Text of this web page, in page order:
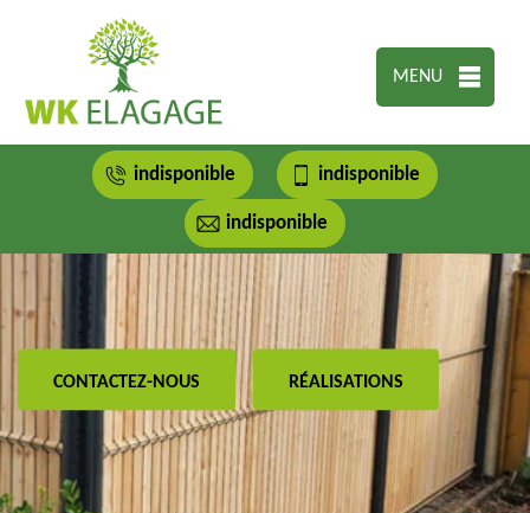
MENU
indisponible indisponible
indisponible
CONTACTEZ-NOUS RÉALISATIONS